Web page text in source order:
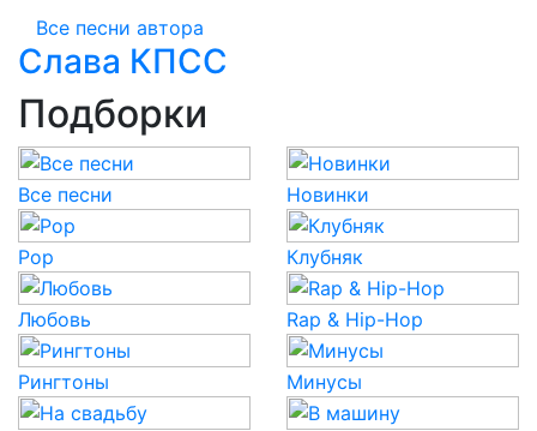
Все песни автора
Слава КПСС
Подборки
Все песни Новинки
Pop Клубняк
Любовь Rap & Hip-Hop
Рингтоны Минусы